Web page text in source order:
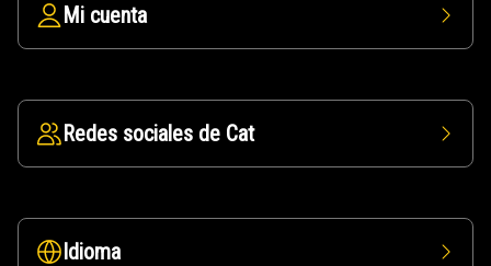
Mi cuenta
Redes sociales de Cat
Idioma